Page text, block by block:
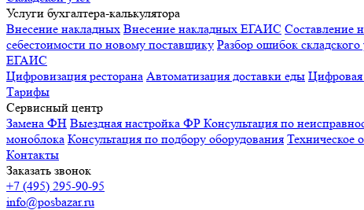
Услуги бухгалтера-калькулятора
Внесение накладных Внесение накладных ЕГАИС Составление
себестоимости по новому поставщику Разбор ошибок складского
ЕГАИС
Цифровизация ресторана Автоматизация доставки еды Цифровая
Тарифы
Сервисный центр
Замена ФН Выездная настройка ФР Консультация по
моноблока Консультация по подбору оборудования Техническое
Контакты
Заказать звонок
+7 (495) 295-90-95
info@posbazar.ru